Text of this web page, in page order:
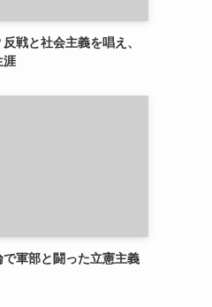
戦と社会主義を唱え、
涯
軍部と闘った立憲主義